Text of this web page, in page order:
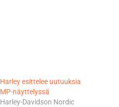
Harley esittelee uutuuksia
MP-näyttelyssä
Harley-Davidson Nordic